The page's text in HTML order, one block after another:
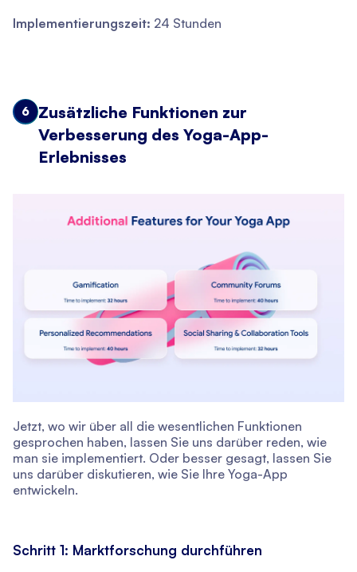
Implementierungszeit: 24 Stunden
6
Zusätzliche Funktionen zur
Verbesserung des Yoga-App-
Erlebnisses
Jetzt, wo wir über all die wesentlichen Funktionen
gesprochen haben, lassen Sie uns darüber reden, wie
man sie implementiert. Oder besser gesagt, lassen Sie
uns darüber diskutieren, wie Sie Ihre Yoga-App
entwickeln.
Schritt 1: Marktforschung durchführen